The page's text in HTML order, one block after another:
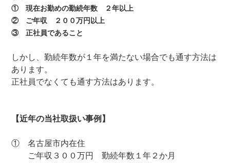
① 現在お勤めの勤続年数 ２年以上
② ご年収 ２００万円以上
③ 正社員であること
しかし、勤続年数が１年を満たない場合でも通す方法は
あります。
正社員でなくても通す方法はあります。
【近年の当社取扱い事例】
① 名古屋市内在住
ご年収３００万円 勤続年数１年２か月